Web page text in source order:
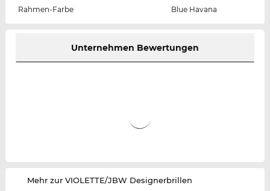
Rahmen-Farbe
Blue Havana
Unternehmen Bewertungen
‌Mehr zur VIOLETTE/JBW Designerbrillen